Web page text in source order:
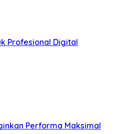
Profesional Digital
Performa Maksimal